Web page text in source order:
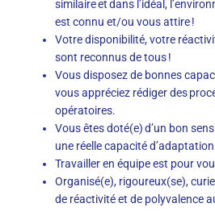
similaire et dans l’idéal,
est connu et/ou vous attire !
Votre disponibilité, votre
sont reconnus de tous !
Vous disposez de bonnes
vous appréciez rédiger des
opératoires.
Vous êtes doté(e) d’un bon
une réelle capacité
Travailler en équipe est pour
Organisé(e), rigoureux(se),
de réactivité et de polyvalence